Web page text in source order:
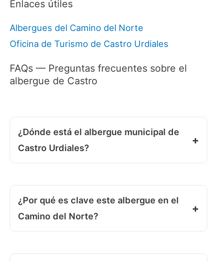
Enlaces útiles
Albergues del Camino del Norte
Oficina de Turismo de Castro Urdiales
FAQs — Preguntas frecuentes sobre el
albergue de Castro
¿Dónde está el albergue municipal de
Castro Urdiales?
¿Por qué es clave este albergue en el
Camino del Norte?